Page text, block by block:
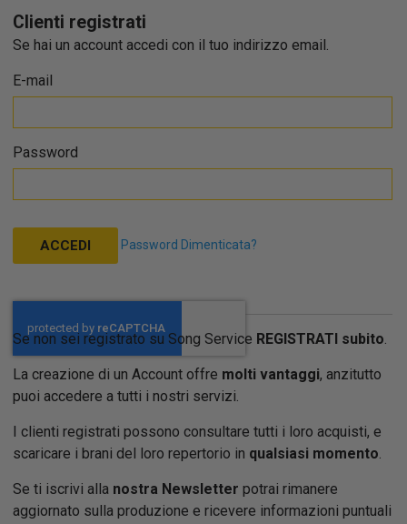
Clienti registrati
Se hai un account accedi con il tuo indirizzo email.
E-mail
Password
ACCEDI Password Dimenticata?
Se non sei registrato su Song Service REGISTRATI subito.
La creazione di un Account offre molti vantaggi, anzitutto
puoi accedere a tutti i nostri servizi.
I clienti registrati possono consultare tutti i loro acquisti, e
scaricare i brani del loro repertorio in qualsiasi momento.
Se ti iscrivi alla nostra Newsletter potrai rimanere
aggiornato sulla produzione e ricevere informazioni puntuali